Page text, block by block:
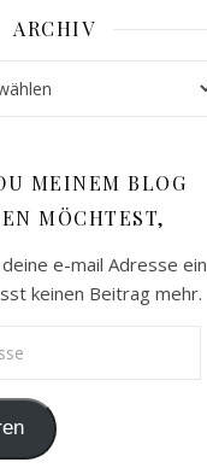
ARCHIV
MEINEM BLOG
MÖCHTEST,
e-mail Adresse ein
keinen Beitrag mehr.